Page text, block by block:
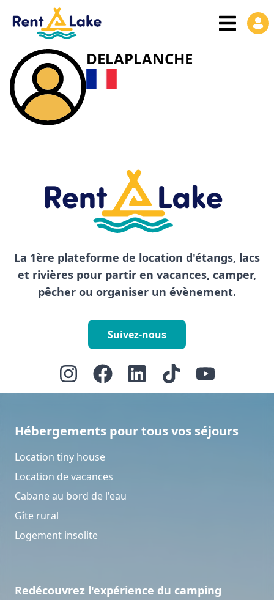
DELAPLANCHE
La 1ère plateforme de location d'étangs, lacs
et rivières pour partir en vacances, camper,
pêcher ou organiser un évènement.
Suivez-nous
Hébergements pour tous vos séjours
Location tiny house
Location de vacances
Cabane au bord de l'eau
Gîte rural
Logement insolite
Redécouvrez l'expérience du camping